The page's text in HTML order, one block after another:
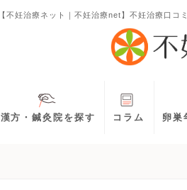
【不妊治療ネット｜不妊治療net】不妊治療口
漢方・鍼灸院を探す コラム 卵巣